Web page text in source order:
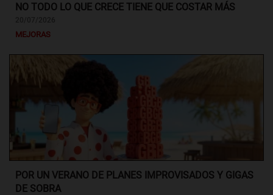
NO TODO LO QUE CRECE TIENE QUE COSTAR MÁS
MEJORAS
POR UN VERANO DE PLANES IMPROVISADOS Y GIGAS
DE SOBRA